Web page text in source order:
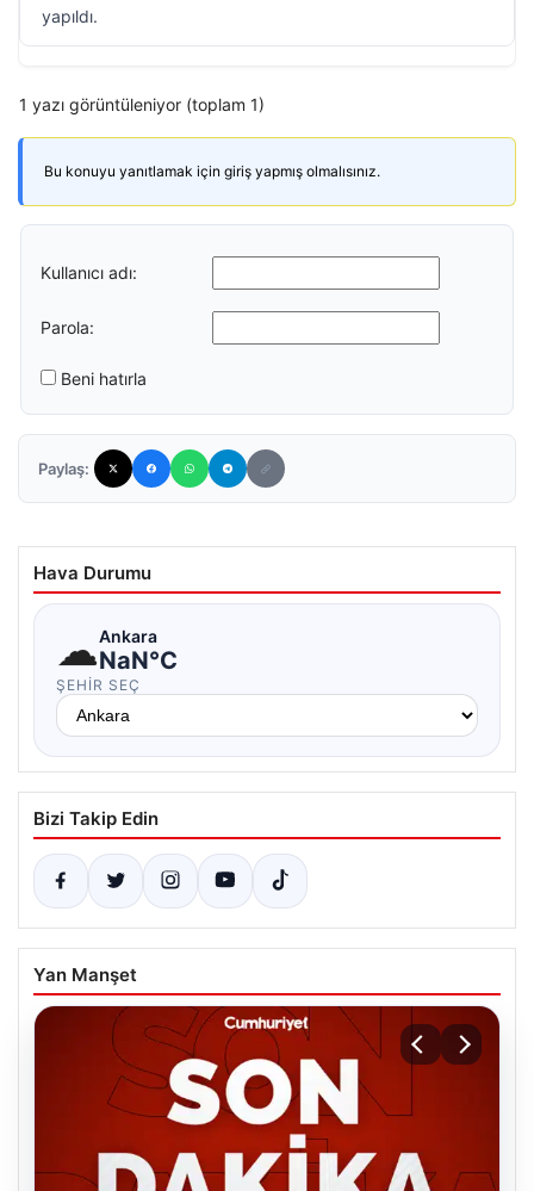
yapıldı.
1 yazı görüntüleniyor (toplam 1)
Bu konuyu yanıtlamak için giriş yapmış olmalısınız.
Kullanıcı adı:
Parola:
Beni hatırla
Paylaş:
Hava Durumu
☁Ankara
NaN°C
ŞEHIR SEÇ
Bizi Takip Edin
Yan Manşet